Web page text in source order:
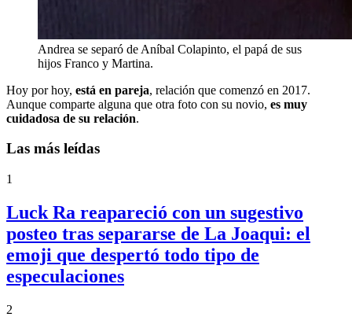
Andrea se separó de Aníbal Colapinto, el papá de sus
hijos Franco y Martina.
Hoy por hoy, está en pareja, relación que comenzó en 2017.
Aunque comparte alguna que otra foto con su novio, es muy
cuidadosa de su relación.
Las más leídas
1
Luck Ra reapareció con un sugestivo
posteo tras separarse de La Joaqui: el
emoji que despertó todo tipo de
especulaciones
2